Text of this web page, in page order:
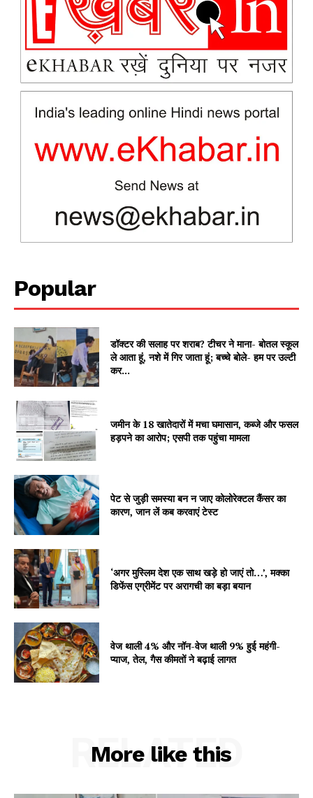
News Week
Magazine PRO
Company
About
Contact us
Subscription Plans
My account
Popular
डॉक्टर की सलाह पर शराब? टीचर ने माना- बोतल स्कूल
ले आता हूं, नशे में गिर जाता हूं; बच्चे बोले- हम पर उल्टी
कर...
जमीन के 18 खातेदारों में मचा घमासान, कब्जे और फसल
हड़पने का आरोप; एसपी तक पहुंचा मामला
पेट से जुड़ी समस्या बन न जाए कोलोरेक्टल कैंसर का
कारण, जान लें कब करवाएं टेस्ट
‘अगर मुस्लिम देश एक साथ खड़े हो जाएं तो…’, मक्का
डिफेंस एग्रीमेंट पर अरागची का बड़ा बयान
वेज थाली 4% और नॉन-वेज थाली 9% हुई महंगी-
प्याज, तेल, गैस कीमतों ने बढ़ाई लागत
More like this
RELATED